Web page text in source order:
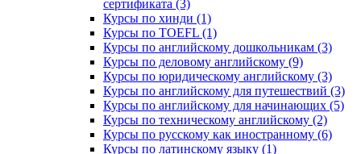
сертификата (3)
Курсы по хинди (1)
Курсы по TOEFL (1)
Курсы по английскому дошкольникам (3)
Курсы по деловому английскому (9)
Курсы по юридическому английскому (3)
Курсы по английскому для путешествий (3)
Курсы по английскому для начинающих (5)
Курсы по техническому английскому (2)
Курсы по русскому как иностранному (6)
Курсы по латинскому языку (1)